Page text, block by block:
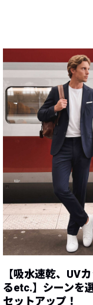
【吸水速乾、UV
るetc.】シーンを
セットアップ！